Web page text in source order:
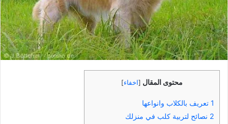
محتوى المقال [اخفاء]
1 تعريف بالكلاب وانواعها
2 نصائح لتربية كلب في منزلك